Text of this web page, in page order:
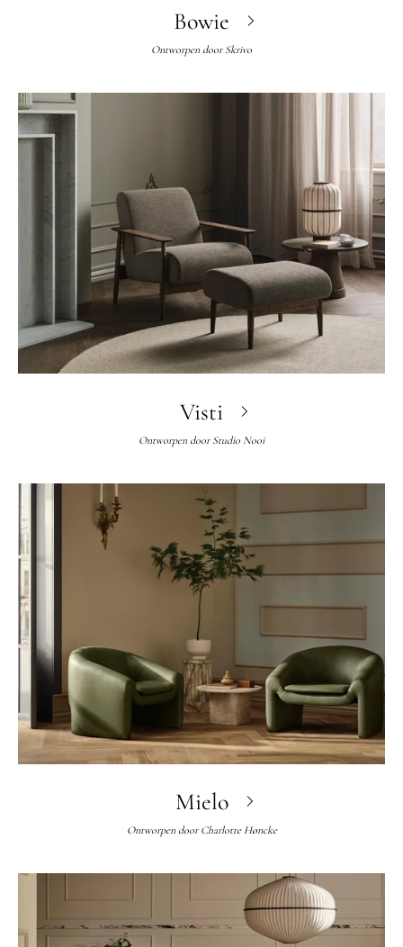
Bowie
Ontworpen door Skrivo
Visti
Ontworpen door Studio Nooi
Mielo
Ontworpen door Charlotte Høncke